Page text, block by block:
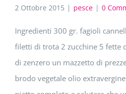
2 Ottobre 2015 | pesce | 0
Ingredienti 300 gr. fagioli
filetti di trota 2 zucchine 5 fette
di zenzero un mazzetto di
brodo vegetale olio